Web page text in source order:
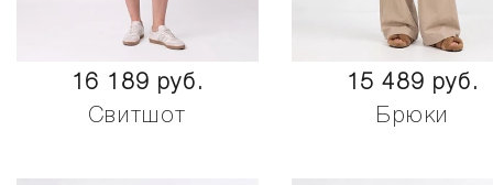
16 189 руб.
Свитшот
15 489 руб.
Брюки